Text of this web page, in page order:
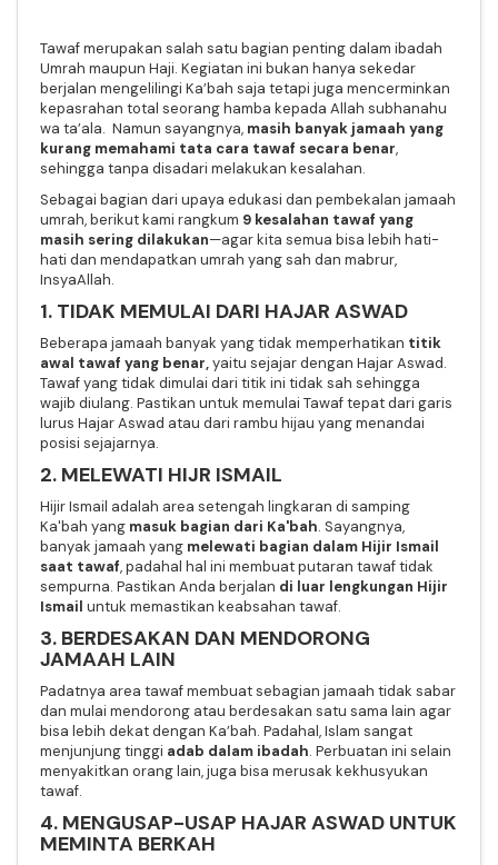
Tawaf merupakan salah satu bagian penting dalam ibadah
Umrah maupun Haji. Kegiatan ini bukan hanya sekedar
berjalan mengelilingi Ka’bah saja tetapi juga mencerminkan
kepasrahan total seorang hamba kepada Allah subhanahu
wa ta’ala. Namun sayangnya, masih banyak jamaah yang
kurang memahami tata cara tawaf secara benar,
sehingga tanpa disadari melakukan kesalahan.
Sebagai bagian dari upaya edukasi dan pembekalan jamaah
umrah, berikut kami rangkum 9 kesalahan tawaf yang
masih sering dilakukan—agar kita semua bisa lebih hati-
hati dan mendapatkan umrah yang sah dan mabrur,
InsyaAllah.
1. TIDAK MEMULAI DARI HAJAR ASWAD
Beberapa jamaah banyak yang tidak memperhatikan titik
awal tawaf yang benar,yaitu sejajar dengan Hajar Aswad.
Tawaf yang tidak dimulai dari titik ini tidak sah sehingga
wajib diulang. Pastikan untuk memulai Tawaf tepat dari garis
lurus Hajar Aswad atau dari rambu hijau yang menandai
posisi sejajarnya.
2. MELEWATI HIJR ISMAIL
Hijir Ismail adalah area setengah lingkaran di samping
Ka'bah yang masuk bagian dari Ka'bah. Sayangnya,
banyak jamaah yang melewati bagian dalam Hijir Ismail
saat tawaf, padahal hal ini membuat putaran tawaf tidak
sempurna. Pastikan Anda berjalan di luar lengkungan Hijir
Ismail untuk memastikan keabsahan tawaf.
3. BERDESAKAN DAN MENDORONG
JAMAAH LAIN
Padatnya area tawaf membuat sebagian jamaah tidak sabar
dan mulai mendorong atau berdesakan satu sama lain agar
bisa lebih dekat dengan Ka’bah. Padahal, Islam sangat
menjunjung tinggi adab dalam ibadah. Perbuatan ini selain
menyakitkan orang lain, juga bisa merusak kekhusyukan
tawaf.
4. MENGUSAP-USAP HAJAR ASWAD UNTUK
MEMINTA BERKAH